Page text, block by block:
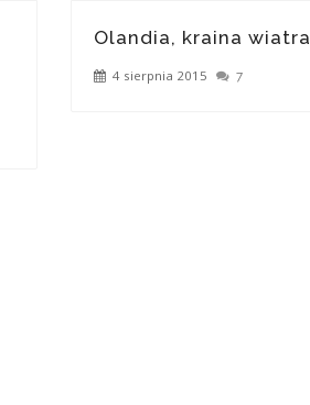
Olandia, kraina
4 sierpnia 2015 7